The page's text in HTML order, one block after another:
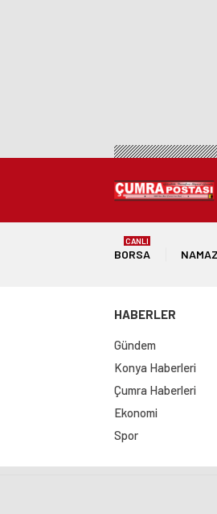
BORSA
CANLI
HABERLER
Gündem
Konya Haberleri
Çumra Haberleri
Ekonomi
Spor